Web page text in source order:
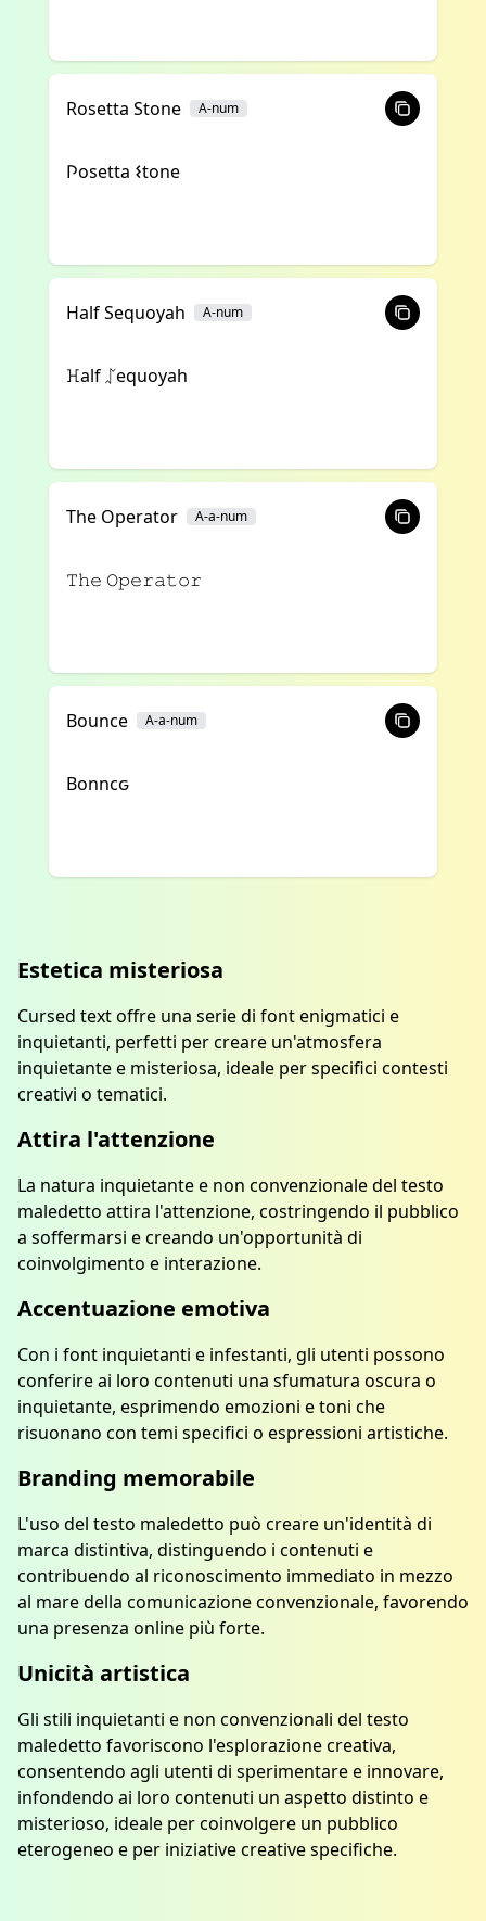
Rosetta Stone A-num
𐌐osetta 𐌔tone
Half Sequoyah A-num
ꖾalf ᛢequoyah
The Operator A-a-num
𝚃𝚑𝚎 𝙾𝚙𝚎𝚛𝚊𝚝𝚘𝚛
Bounce A-a-num
Bonncԍ
Estetica misteriosa
Cursed text offre una serie di font enigmatici e
inquietanti, perfetti per creare un'atmosfera
inquietante e misteriosa, ideale per specifici contesti
creativi o tematici.
Attira l'attenzione
La natura inquietante e non convenzionale del testo
maledetto attira l'attenzione, costringendo il pubblico
a soffermarsi e creando un'opportunità di
coinvolgimento e interazione.
Accentuazione emotiva
Con i font inquietanti e infestanti, gli utenti possono
conferire ai loro contenuti una sfumatura oscura o
inquietante, esprimendo emozioni e toni che
risuonano con temi specifici o espressioni artistiche.
Branding memorabile
L'uso del testo maledetto può creare un'identità di
marca distintiva, distinguendo i contenuti e
contribuendo al riconoscimento immediato in mezzo
al mare della comunicazione convenzionale, favorendo
una presenza online più forte.
Unicità artistica
Gli stili inquietanti e non convenzionali del testo
maledetto favoriscono l'esplorazione creativa,
consentendo agli utenti di sperimentare e innovare,
infondendo ai loro contenuti un aspetto distinto e
misterioso, ideale per coinvolgere un pubblico
eterogeneo e per iniziative creative specifiche.